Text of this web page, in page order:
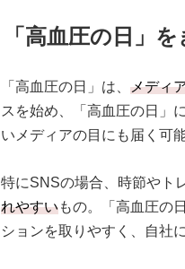
「高血圧の日」
「高血圧の日」は、 メディ
スを始め、「高血圧の日」
いメディアの目にも届く可
特にSNSの場合、時節やト
れやすいもの。「高血圧の
ションを取りやすく、自社